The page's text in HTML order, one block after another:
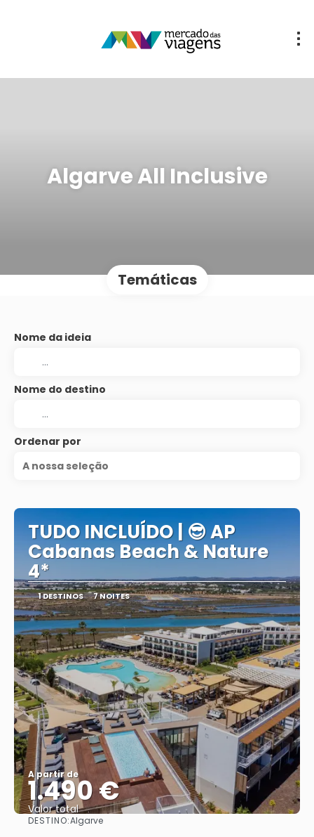
Algarve All Inclusive
Temáticas
Nome da ideia
Nome do destino
Ordenar por
A nossa seleção
TUDO INCLUÍDO | 😎 AP
Cabanas Beach & Nature
4*
1 DESTINOS 7 NOITES
A partir de
1.490 €
Valor total
DESTINO:Algarve